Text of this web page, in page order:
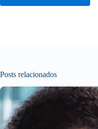
Posts relacionados